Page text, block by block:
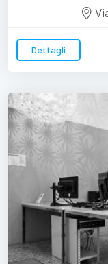
Dettagli